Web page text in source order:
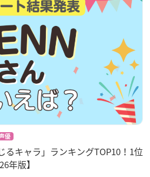
優
るキャラ」ランキングTOP10！1位
年版】